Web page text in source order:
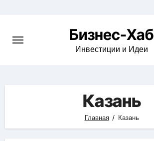
content
Бизнес-Хаб
Инвестиции и Идеи
Казань
Главная Казань